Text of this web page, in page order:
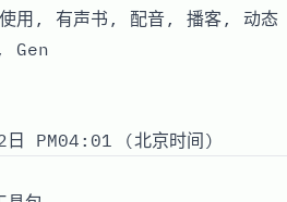
用, 有声书, 配音, 播客, 动态
Gen
日 PM04:01 (北京时间)